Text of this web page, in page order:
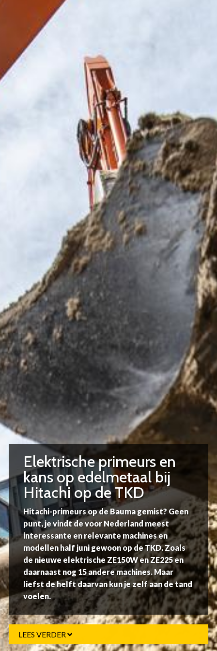
Elektrische primeurs en
kans op edelmetaal bij
Hitachi op de TKD
Hitachi-primeurs op de Bauma gemist? Geen
punt, je vindt de voor Nederland meest
interessante en relevante machines en
modellen half juni gewoon op de TKD. Zoals
de nieuwe elektrische ZE150W en ZE225 en
daarnaast nog 15 andere machines. Maar
liefst de helft daarvan kun je zelf aan de tand
voelen.
LEES VERDER